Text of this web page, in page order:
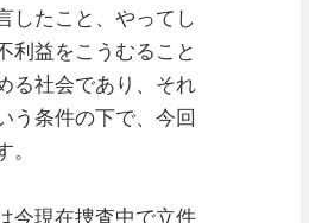
したこと、やってし
利益をこうむること
る社会であり、それ
う条件の下で、今回
今現在捜査中で立件